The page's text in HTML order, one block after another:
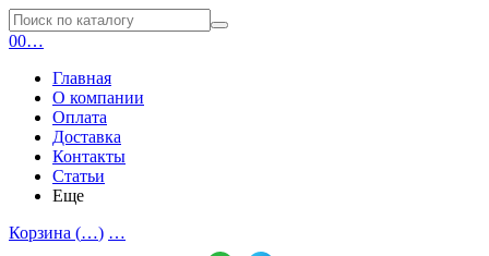
00…
Главная
О компании
Оплата
Доставка
Контакты
Статьи
Еще
Корзина (…) …